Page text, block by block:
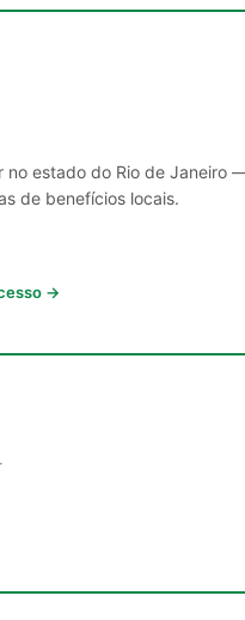
no estado do Rio de Janeiro
de benefícios locais.
→